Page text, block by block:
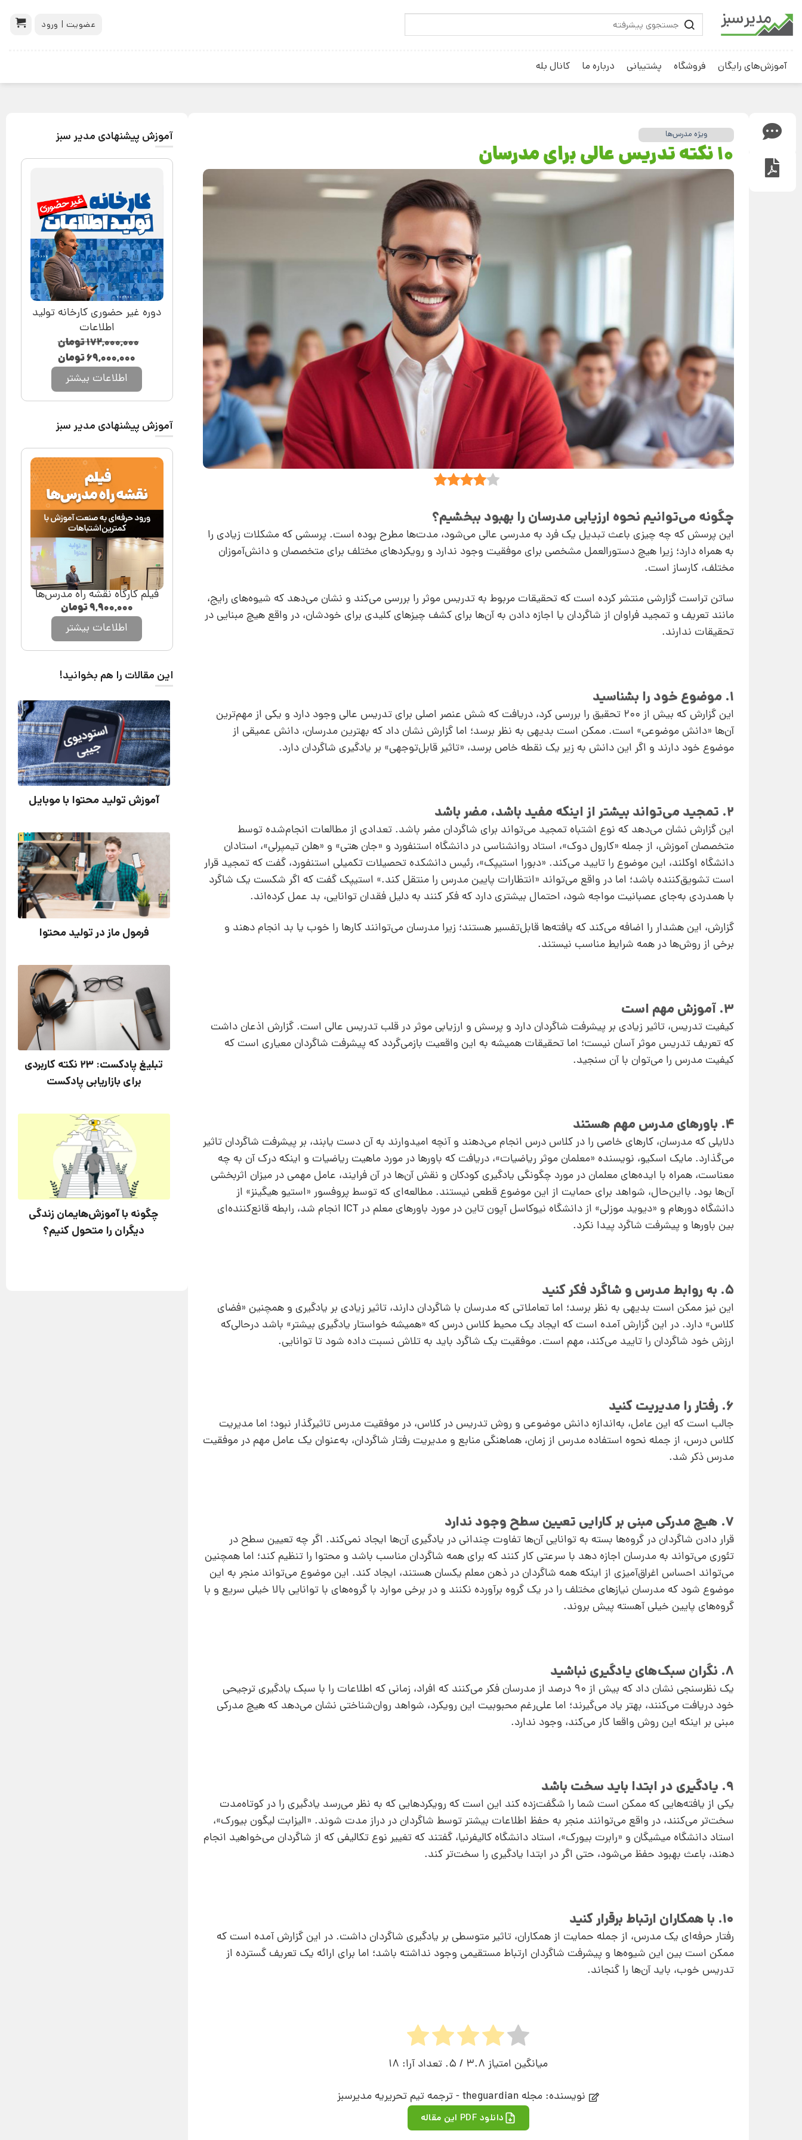
عضویت | ورود
آموزش‌های رایگان فروشگاه پشتیبانی درباره ما کانال بله
ویژه مدرس‌ها
10 نکته تدریس عالی برای مدرسان
چگونه می‌توانیم نحوه ارزیابی مدرسان را بهبود ببخشیم؟
این پرسش که چه چیزی باعث تبدیل یک فرد به مدرسی عالی می‌شود، مدت‌ها مطرح بوده است. پرسشی که مشکلات زیادی را
به همراه دارد؛ زیرا هیچ دستور‌العمل مشخصی برای موفقیت وجود ندارد و رویکردهای مختلف برای متخصصان و دانش‌آموزان
مختلف، کارساز است.
ساتن تراست گزارشی منتشر کرده است که تحقیقات مربوط به تدریس موثر را بررسی می‌کند و نشان می‌دهد که شیوه‌های رایج،
مانند تعریف و تمجید فراوان از شاگردان یا اجازه‌ دادن به آن‌ها برای کشف چیزهای کلیدی برای خودشان، در واقع هیچ مبنایی در
تحقیقات ندارند.
1. موضوع خود را بشناسید
این گزارش که بیش از 200 تحقیق را بررسی کرد، دریافت که شش عنصر اصلی برای تدریس عالی وجود دارد و یکی از مهم‌ترین
آن‌ها «دانش موضوعی» است. ممکن است بدیهی به نظر برسد؛ اما گزارش نشان داد که بهترین مدرسان، دانش عمیقی از
موضوع خود دارند و اگر این دانش به زیر یک نقطه خاص برسد، «تاثیر قابل‌توجهی» بر یادگیری شاگردان دارد.
2. تمجید می‌تواند بیشتر از اینکه مفید باشد، مضر باشد
این گزارش نشان می‌دهد که نوع اشتباه تمجید می‌تواند برای شاگردان مضر باشد. تعدادی از مطالعات انجام‌شده توسط
متخصصان آموزش، از جمله «کارول دوک»، استاد روانشناسی در دانشگاه استنفورد و «جان هتی» و «هلن تیمپرلی»، استادان
دانشگاه اوکلند، این موضوع را تایید می‌کند. «دبورا استیپک»، رئیس دانشکده تحصیلات تکمیلی استنفورد، گفت که تمجید قرار
است تشویق‌کننده باشد؛ اما در واقع می‌تواند «انتظارات پایین مدرس را منتقل کند.» استیپک گفت که اگر شکست یک شاگرد
با همدردی به‌جای عصبانیت مواجه شود، احتمال بیشتری دارد که فکر کنند به دلیل فقدان توانایی، بد عمل کرده‌اند.
گزارش، این هشدار را اضافه می‌کند که یافته‌ها قابل‌تفسیر هستند؛ زیرا مدرسان می‌توانند کارها را خوب یا بد انجام دهند و
برخی از روش‌ها در همه شرایط مناسب نیستند.
3. آموزش مهم است
کیفیت تدریس، تاثیر زیادی بر پیشرفت شاگردان دارد و پرسش و ارزیابی موثر در قلب تدریس عالی است. گزارش اذعان داشت
که تعریف تدریس موثر آسان نیست؛ اما تحقیقات همیشه به این واقعیت بازمی‌گردد که پیشرفت شاگردان معیاری است که
کیفیت مدرس را می‌توان با آن سنجید.
4. باورهای مدرس مهم هستند
دلایلی که مدرسان، کارهای خاصی را در کلاس درس انجام می‌دهند و آنچه امیدوارند به آن دست یابند، بر پیشرفت شاگردان تاثیر
می‌گذارد. مایک اسکیو، نویسنده «معلمان موثر ریاضیات»، دریافت که باورها در مورد ماهیت ریاضیات و اینکه درک آن به‌ چه‌
معناست، همراه با ایده‌های معلمان در مورد چگونگی یادگیری کودکان و نقش آن‌ها در آن فرایند، عامل مهمی در میزان اثربخشی
آن‌ها بود. بااین‌حال، شواهد برای حمایت از این موضوع قطعی نیستند. مطالعه‌ای که توسط پروفسور «استیو هیگینز» از
دانشگاه دورهام و «دیوید موزلی» از دانشگاه نیوکاسل آپون تاین در مورد باورهای معلم در ICT انجام شد، رابطه قانع‌کننده‌ای
بین باورها و پیشرفت شاگرد پیدا نکرد.
5. به روابط مدرس و شاگرد فکر کنید
این نیز ممکن است بدیهی به نظر برسد؛ اما تعاملاتی که مدرسان با شاگردان دارند، تاثیر زیادی بر یادگیری و همچنین «فضای
کلاس» دارد. در این گزارش آمده است که ایجاد یک محیط کلاس درس که «همیشه خواستار یادگیری بیشتر» باشد درحالی‌که
ارزش خود شاگردان را تایید می‌کند، مهم است. موفقیت یک شاگرد باید به تلاش نسبت داده شود تا توانایی.
6. رفتار را مدیریت کنید
جالب است که این عامل، به‌اندازه دانش موضوعی و روش تدریس در کلاس، در موفقیت مدرس تاثیرگذار نبود؛ اما مدیریت
کلاس درس، از جمله نحوه استفاده مدرس از زمان، هماهنگی منابع و مدیریت رفتار شاگردان، به‌عنوان یک عامل مهم در موفقیت
مدرس ذکر شد.
7. هیچ مدرکی مبنی بر کارایی تعیین سطح وجود ندارد
قرار دادن شاگردان در گروه‌ها بسته به توانایی آن‌ها تفاوت چندانی در یادگیری آن‌ها ایجاد نمی‌کند. اگر چه تعیین سطح در
تئوری می‌تواند به مدرسان اجازه دهد با سرعتی کار کنند که برای همه شاگردان مناسب باشد و محتوا را تنظیم کند؛ اما همچنین
می‌تواند احساس اغراق‌آمیزی از اینکه همه شاگردان در ذهن معلم یکسان هستند، ایجاد کند. این موضوع می‌تواند منجر به این
موضوع شود که مدرسان نیازهای مختلف را در یک گروه برآورده نکنند و در برخی موارد با گروه‌های با توانایی بالا خیلی سریع و با
گروه‌های پایین خیلی آهسته پیش بروند.
8. نگران سبک‌های یادگیری نباشید
یک نظرسنجی نشان داد که بیش از 90 درصد از مدرسان فکر می‌کنند که افراد، زمانی که اطلاعات را با سبک یادگیری ترجیحی
خود دریافت می‌کنند، بهتر یاد می‌گیرند؛ اما علی‌رغم محبوبیت این رویکرد، شواهد روان‌شناختی نشان می‌دهد که هیچ مدرکی
مبنی بر اینکه این روش واقعا کار می‌کند، وجود ندارد.
9. یادگیری در ابتدا باید سخت باشد
یکی از یافته‌هایی که ممکن است شما را شگفت‌زده کند این است که رویکردهایی که به نظر می‌رسد یادگیری را در کوتاه‌مدت
سخت‌تر می‌کنند، در واقع می‌توانند منجر به حفظ اطلاعات بیشتر توسط شاگردان در دراز مدت شوند. «الیزابت لیگون بیورک»،
استاد دانشگاه میشیگان و «رابرت بیورک»، استاد دانشگاه کالیفرنیا، گفتند که تغییر نوع تکالیفی که از شاگردان می‌خواهید انجام
دهند، باعث بهبود حفظ می‌شود، حتی اگر در ابتدا یادگیری را سخت‌تر کند.
10. با همکاران ارتباط برقرار کنید
رفتار حرفه‌ای یک مدرس، از جمله حمایت از همکاران، تاثیر متوسطی بر یادگیری شاگردان داشت. در این گزارش آمده است که
ممکن است بین این شیوه‌ها و پیشرفت شاگردان ارتباط مستقیمی وجود نداشته باشد؛ اما برای ارائه یک تعریف گسترده از
تدریس خوب، باید آن‌ها را گنجاند.
میانگین امتیاز 3.8 / 5. تعداد آرا:
18
نویسنده: مجله theguardian - ترجمه تیم تحریریه مدیرسبز
دانلود PDF این مقاله
آموزش پیشنهادی مدیر سبز
دوره غیر حضوری کارخانه تولید
اطلاعات
۱۷۲,۰۰۰,۰۰۰تومان
۶۹,۰۰۰,۰۰۰تومان
اطلاعات بیشتر
آموزش پیشنهادی مدیر سبز
فیلم کارگاه نقشه راه مدرس‌ها
۹,۹۰۰,۰۰۰تومان
اطلاعات بیشتر
این مقالات را هم بخوانید!
آموزش تولید محتوا با موبایل
فرمول ماز در تولید محتوا
تبلیغ پادکست: 23 نکته کاربردی
برای بازاریابی پادکست
چگونه با آموزش‌هایمان زندگی
دیگران را متحول کنیم؟